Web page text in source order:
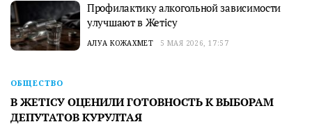
Профилактику алкогольной зависимости
улучшают в Жетісу
АЛУА КОЖАХМЕТ 5 МАЯ 2026, 17:57
ОБЩЕСТВО
В ЖЕТІСУ ОЦЕНИЛИ ГОТОВНОСТЬ К ВЫБОРАМ
ДЕПУТАТОВ КУРУЛТАЯ